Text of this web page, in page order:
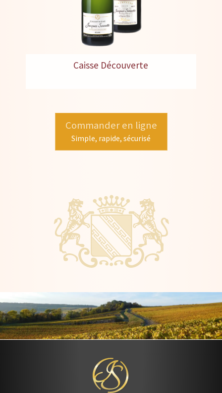
Caisse Découverte
Commander en ligne
Simple, rapide, sécurisé